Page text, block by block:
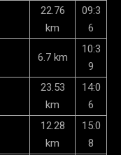
22.76
km
09:3
6
6.7 km
10:3
9
23.53
km
14:0
6
12.28
km
15:0
8